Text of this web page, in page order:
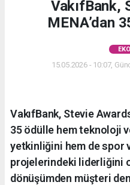
VakıfBank,
MENA’dan
15.05.2026 - 10:07,
VakıfBank, Stevie
35 ödülle hem teknoloji
yetkinliğini hem de spor
projelerindeki liderliğini
dönüşümden müşteri